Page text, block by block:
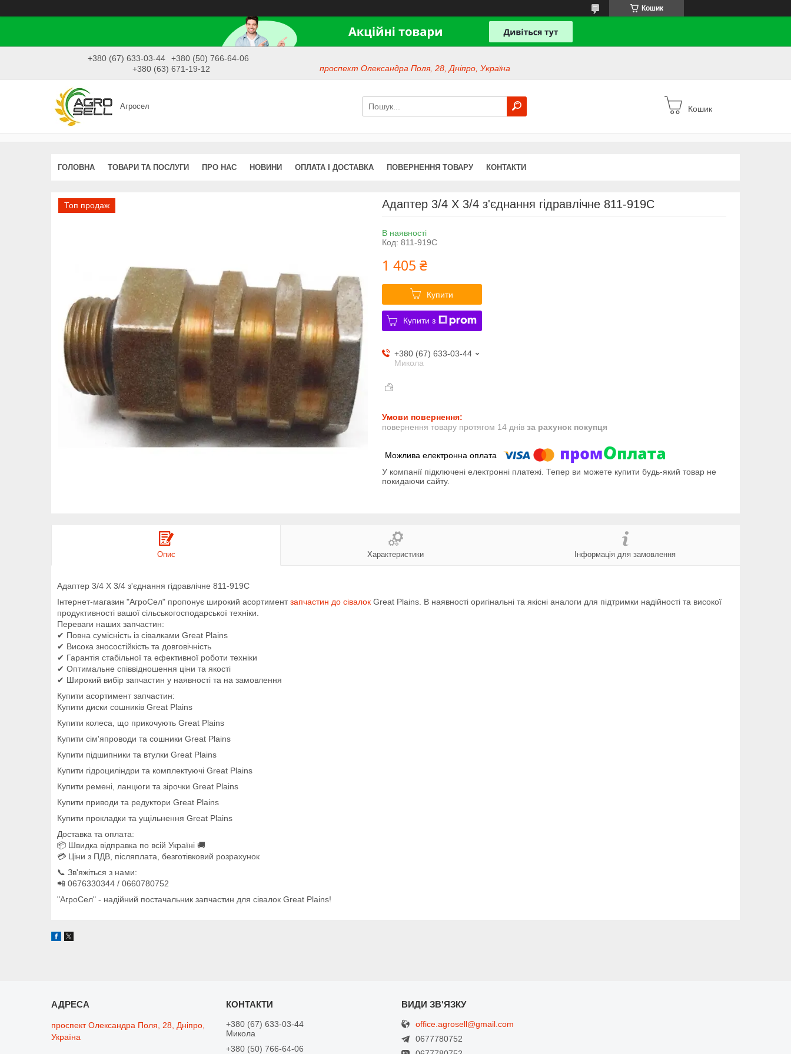
Кошик
+380 (67) 633-03-44
+380 (50) 766-64-06
+380 (63) 671-19-12
проспект Олександра Поля, 28, Дніпро, Україна
Агросел Кошик
ГОЛОВНА ТОВАРИ ТА ПОСЛУГИ ПРО НАС НОВИНИ ОПЛАТА І ДОСТАВКА ПОВЕРНЕННЯ ТОВАРУ КОНТАКТИ
Топ продаж Адаптер 3/4 X 3/4 з'єднання гідравлічне 811-919C
В наявності
Код: 811-919C
1 405 ₴
Купити
Купити з
+380 (67) 633-03-44
Микола
повернення товару протягом 14 днів за рахунок покупця
У компанії підключені електронні платежі. Тепер ви можете купити будь-який товар не
покидаючи сайту.
Опис Характеристики Інформація для замовлення
Адаптер 3/4 X 3/4 з'єднання гідравлічне 811-919C
Інтернет-магазин "АгроСел" пропонує широкий асортиментзапчастин до сівалок Great Plains. В наявності оригінальні та якісні аналоги для підтримки надійності та високої
продуктивності вашої сільськогосподарської техніки.
Переваги наших запчастин:
✔ Повна сумісність із сівалками Great Plains
✔ Висока зносостійкість та довговічність
✔ Гарантія стабільної та ефективної роботи техніки
✔ Оптимальне співвідношення ціни та якості
✔ Широкий вибір запчастин у наявності та на замовлення
Купити асортимент запчастин:
Купити диски сошників Great Plains
Купити колеса, що прикочують Great Plains
Купити сім'япроводи та сошники Great Plains
Купити підшипники та втулки Great Plains
Купити гідроциліндри та комплектуючі Great Plains
Купити ремені, ланцюги та зірочки Great Plains
Купити приводи та редуктори Great Plains
Купити прокладки та ущільнення Great Plains
Доставка та оплата:
📦 Швидка відправка по всій Україні 🚚
💳 Ціни з ПДВ, післяплата, безготівковий розрахунок
📞 Зв'яжіться з нами:
📲 0676330344 / 0660780752
"АгроСел" - надійний постачальник запчастин для сівалок Great Plains!
проспект Олександра Поля, 28, Дніпро,
Україна
+380 (67) 633-03-44
Микола
+380 (50) 766-64-06
office.agrosell@gmail.com
0677780752